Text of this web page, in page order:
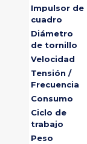
Impulsor de
cuadro
Diámetro
de tornillo
Velocidad
Tensión /
Frecuencia
Consumo
Ciclo de
trabajo
Peso